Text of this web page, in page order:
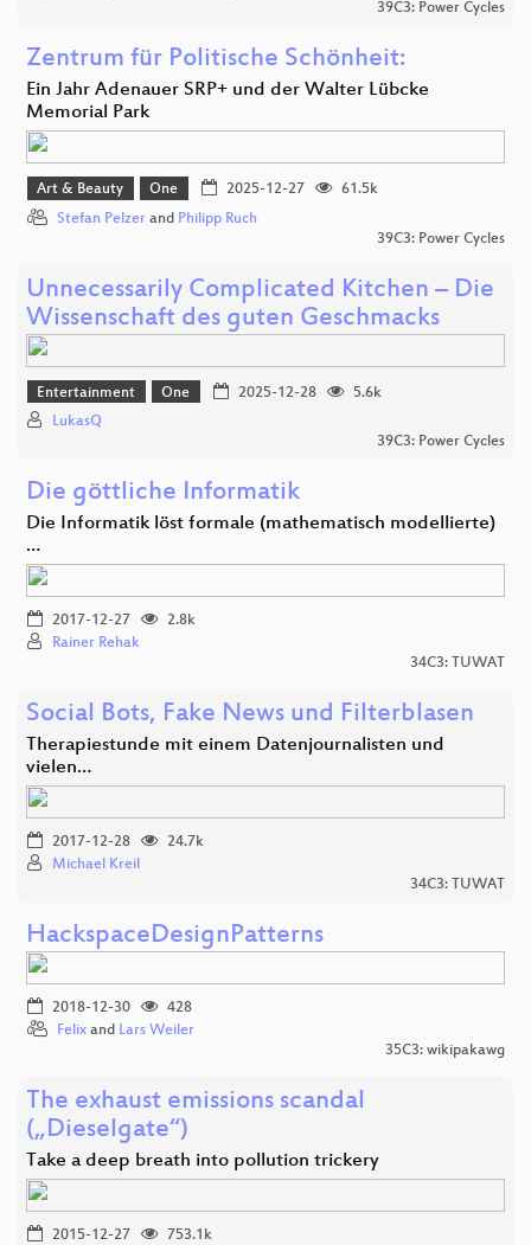
39C3: Power Cycles
Zentrum für Politische Schönheit:
Ein Jahr Adenauer SRP+ und der Walter Lübcke
Memorial Park
Art & Beauty One 2025-12-27
61.5k
Stefan Pelzer and Philipp Ruch
39C3: Power Cycles
Unnecessarily Complicated Kitchen – Die
Wissenschaft des guten Geschmacks
Entertainment One 2025-12-28
5.6k
LukasQ
39C3: Power Cycles
Die göttliche Informatik
Die Informatik löst formale (mathematisch modellierte)
…
2017-12-27
2.8k
Rainer Rehak
34C3: TUWAT
Social Bots, Fake News und Filterblasen
Therapiestunde mit einem Datenjournalisten und
vielen…
2017-12-28
24.7k
Michael Kreil
34C3: TUWAT
HackspaceDesignPatterns
2018-12-30
428
Felix and Lars Weiler
35C3: wikipakawg
The exhaust emissions scandal
(„Dieselgate“)
Take a deep breath into pollution trickery
2015-12-27 753.1k